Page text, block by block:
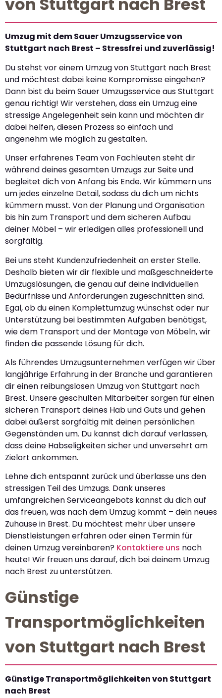
Umzug mit dem Sauer Umzugsservice von
Stuttgart nach Brest – Stressfrei und zuverlässig!
Du stehst vor einem Umzug von Stuttgart nach Brest
und möchtest dabei keine Kompromisse eingehen?
Dann bist du beim Sauer Umzugsservice aus Stuttgart
genau richtig! Wir verstehen, dass ein Umzug eine
stressige Angelegenheit sein kann und möchten dir
dabei helfen, diesen Prozess so einfach und
angenehm wie möglich zu gestalten.
Unser erfahrenes Team von Fachleuten steht dir
während deines gesamten Umzugs zur Seite und
begleitet dich von Anfang bis Ende. Wir kümmern uns
um jedes einzelne Detail, sodass du dich um nichts
kümmern musst. Von der Planung und Organisation
bis hin zum Transport und dem sicheren Aufbau
deiner Möbel – wir erledigen alles professionell und
sorgfältig.
Bei uns steht Kundenzufriedenheit an erster Stelle.
Deshalb bieten wir dir flexible und maßgeschneiderte
Umzugslösungen, die genau auf deine individuellen
Bedürfnisse und Anforderungen zugeschnitten sind.
Egal, ob du einen Komplettumzug wünschst oder nur
Unterstützung bei bestimmten Aufgaben benötigst,
wie dem Transport und der Montage von Möbeln, wir
finden die passende Lösung für dich.
Als führendes Umzugsunternehmen verfügen wir über
langjährige Erfahrung in der Branche und garantieren
dir einen reibungslosen Umzug von Stuttgart nach
Brest. Unsere geschulten Mitarbeiter sorgen für einen
sicheren Transport deines Hab und Guts und gehen
dabei äußerst sorgfältig mit deinen persönlichen
Gegenständen um. Du kannst dich darauf verlassen,
dass deine Habseligkeiten sicher und unversehrt am
Zielort ankommen.
Lehne dich entspannt zurück und überlasse uns den
stressigen Teil des Umzugs. Dank unseres
umfangreichen Serviceangebots kannst du dich auf
das freuen, was nach dem Umzug kommt – dein neues
Zuhause in Brest. Du möchtest mehr über unsere
Dienstleistungen erfahren oder einen Termin für
deinen Umzug vereinbaren? Kontaktiere uns noch
heute! Wir freuen uns darauf, dich bei deinem Umzug
nach Brest zu unterstützen.
Günstige
Transportmöglichkeiten
von Stuttgart nach Brest
Günstige Transportmöglichkeiten von Stuttgart
nach Brest